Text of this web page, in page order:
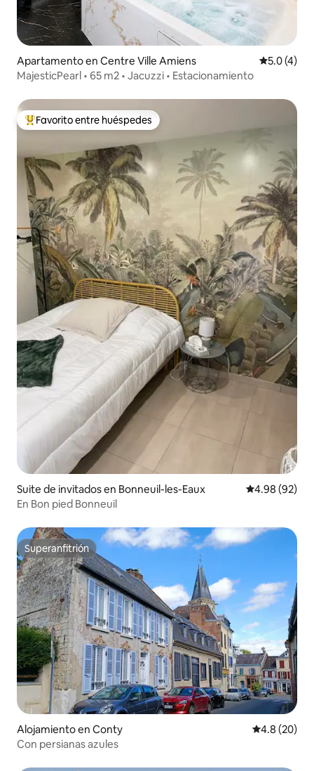
Apartamento en Centre Ville Amiens
5.0 (4)
MajesticPearl • 65 m2 • Jacuzzi • Estacionamiento
Favorito entre huéspedes preferido
Favorito entre huéspedes
Suite de invitados en Bonneuil-les-Eaux Calificación
4.98 (92)
En Bon pied Bonneuil
Superanfitrión
Superanfitrión
Alojamiento en Conty Calificación
4.8 (20)
Con persianas azules